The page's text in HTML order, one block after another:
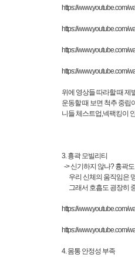
https://www.youtube.com/
https://www.youtube.com/
https://www.youtube.com/
https://www.youtube.com/
위에 영상들 따라할 때 제
운동할 때 보면 척추 중립
니들 체스트업,넥팩킹이
3. 흉곽 모빌리티
-> 신기하지 않나? 흉곽
우리 신체의 움직임은
그래서 호흡도 굉장히
https://www.youtube.com/
https://www.youtube.com/
4. 몸통 안정성 부족